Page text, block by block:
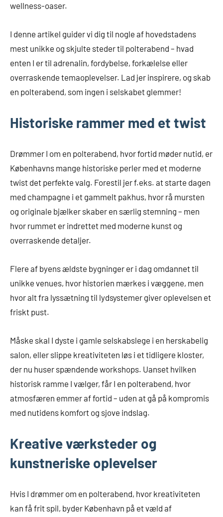
wellness-oaser.
I denne artikel guider vi dig til nogle af hovedstadens
mest unikke og skjulte steder til polterabend – hvad
enten I er til adrenalin, fordybelse, forkælelse eller
overraskende temaoplevelser. Lad jer inspirere, og skab
en polterabend, som ingen i selskabet glemmer!
Historiske rammer med et twist
Drømmer I om en polterabend, hvor fortid møder nutid, er
Københavns mange historiske perler med et moderne
twist det perfekte valg. Forestil jer f.eks. at starte dagen
med champagne i et gammelt pakhus, hvor rå mursten
og originale bjælker skaber en særlig stemning – men
hvor rummet er indrettet med moderne kunst og
overraskende detaljer.
Flere af byens ældste bygninger er i dag omdannet til
unikke venues, hvor historien mærkes i væggene, men
hvor alt fra lyssætning til lydsystemer giver oplevelsen et
friskt pust.
Måske skal I dyste i gamle selskabslege i en herskabelig
salon, eller slippe kreativiteten løs i et tidligere kloster,
der nu huser spændende workshops. Uanset hvilken
historisk ramme I vælger, får I en polterabend, hvor
atmosfæren emmer af fortid – uden at gå på kompromis
med nutidens komfort og sjove indslag.
Kreative værksteder og
kunstneriske oplevelser
Hvis I drømmer om en polterabend, hvor kreativiteten
kan få frit spil, byder København på et væld af